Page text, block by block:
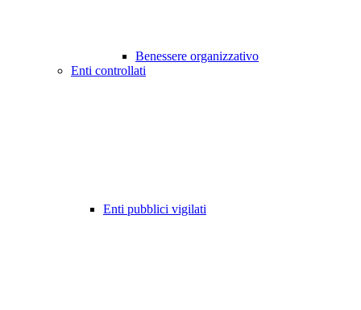
Benessere organizzativo
Enti controllati
Enti pubblici vigilati